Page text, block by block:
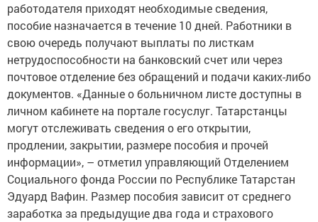
работодателя приходят необходимые сведения,
пособие назначается в течение 10 дней. Работники в
свою очередь получают выплаты по листкам
нетрудоспособности на банковский счет или через
почтовое отделение без обращений и подачи каких-либо
документов. «Данные о больничном листе доступны в
личном кабинете на портале госуслуг. Татарстанцы
могут отслеживать сведения о его открытии,
продлении, закрытии, размере пособия и прочей
информации», – отметил управляющий Отделением
Социального фонда России по Республике Татарстан
Эдуард Вафин. Размер пособия зависит от среднего
заработка за предыдущие два года и страхового